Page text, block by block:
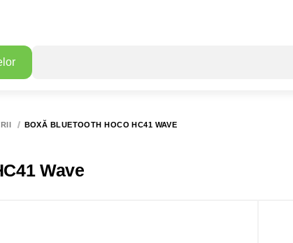
BOXĂ BLUETOOTH HOCO HC41 WAVE
Wave